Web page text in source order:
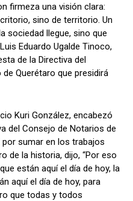
firmeza una visión clara:
sino de territorio. Un
sociedad llegue, sino que
Eduardo Ugalde Tinoco,
de la Directiva del
Querétaro que presidirá
Kuri González, encabezó
del Consejo de Notarios de
sumar en los trabajos
de la historia, dijo, “Por eso
están aquí el día de hoy, la
aquí el día de hoy, para
que todas y todos